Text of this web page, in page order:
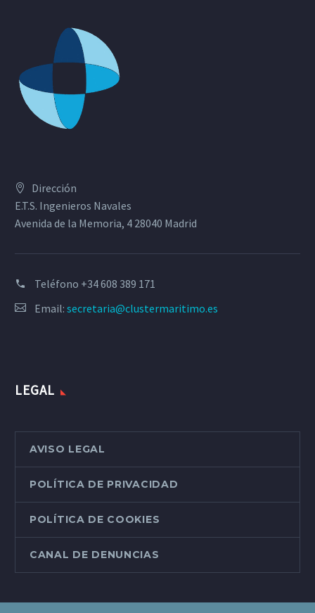
Dirección
E.T.S. Ingenieros Navales
Avenida de la Memoria, 4 28040 Madrid
Teléfono +34 608 389 171
Email: secretaria@clustermaritimo.es
LEGAL
AVISO LEGAL
POLÍTICA DE PRIVACIDAD
POLÍTICA DE COOKIES
CANAL DE DENUNCIAS